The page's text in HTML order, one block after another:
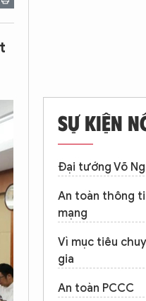
SỰ KIỆN
Đại tướng Võ
An toàn thông
mạng
Vì mục tiêu
gia
An toàn PCCC